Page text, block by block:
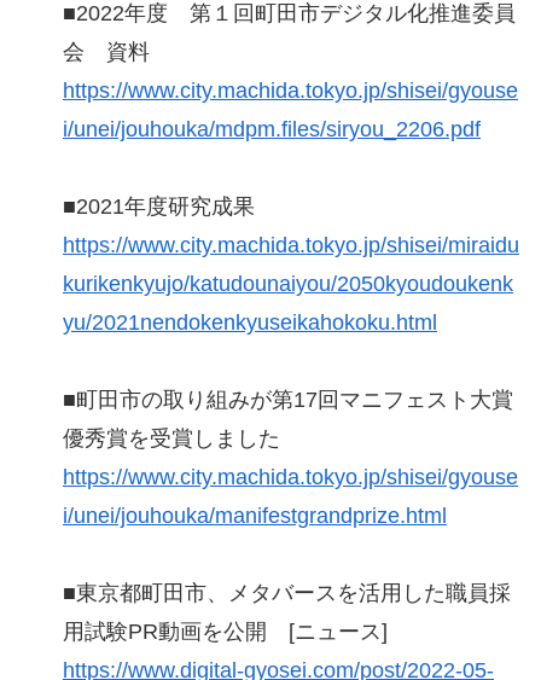
■2022年度 第１回町田市デジタル化推進委員
会 資料
https://www.city.machida.tokyo.jp/shisei/gyouse
i/unei/jouhouka/mdpm.files/siryou_2206.pdf
■2021年度研究成果
https://www.city.machida.tokyo.jp/shisei/miraidu
kurikenkyujo/katudounaiyou/2050kyoudoukenk
yu/2021nendokenkyuseikahokoku.html
■町田市の取り組みが第17回マニフェスト大賞
優秀賞を受賞しました
https://www.city.machida.tokyo.jp/shisei/gyouse
i/unei/jouhouka/manifestgrandprize.html
■東京都町田市、メタバースを活用した職員採
用試験PR動画を公開 [ニュース]
https://www.digital-gyosei.com/post/2022-05-